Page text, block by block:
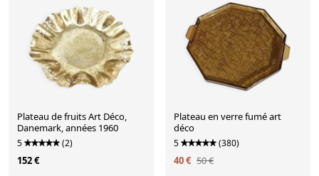
Plateau de fruits Art Déco,
Danemark, années 1960
5 (2)
152 €
Plateau en verre fumé art
déco
5 (380)
40 € 50 €